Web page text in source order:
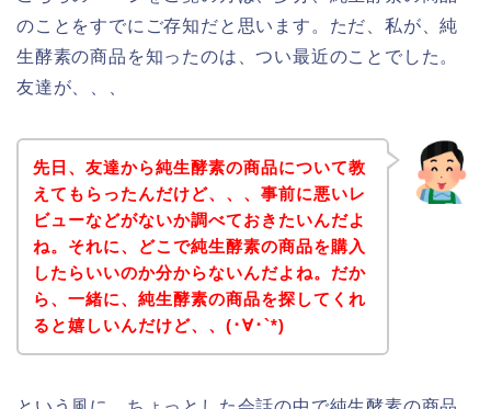
のことをすでにご存知だと思います。ただ、私が、純
生酵素の商品を知ったのは、つい最近のことでした。
友達が、、、
先日、友達から純生酵素の商品について教
えてもらったんだけど、、、事前に悪いレ
ビューなどがないか調べておきたいんだよ
ね。それに、どこで純生酵素の商品を購入
したらいいのか分からないんだよね。だか
ら、一緒に、純生酵素の商品を探してくれ
ると嬉しいんだけど、、(･∀･`*)